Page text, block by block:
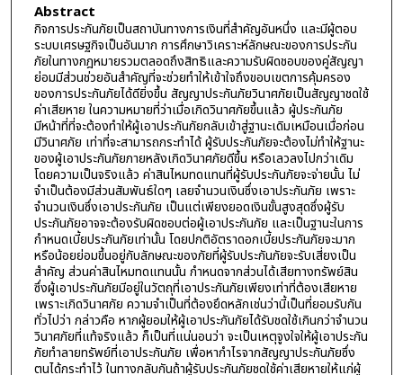
Abstract
กิจการประกันภัยเป็นสถาบันทางการเงินที่สำคัญอันหนึ่ง และมีผู้ตอบ
ระบบเศรษฐกิจเป็นอันมาก การศึกษาวิเคราะห์ลักษณะของการประกัน
ภัยในทางกฎหมายรวมตลอดถึงสิทธิและความรับผิดชอบของคู่สัญญา
ย่อมมีส่วนช่วยอันสำคัญที่จะช่วยทำให้เข้าใจถึงขอบเขตการคุ้มครอง
ของการประกันภัยได้ดียิ่งขึ้น สัญญาประกันภัยวินาศภัยเป็นสัญญาชดใช้
ค่าเสียหาย ในความหมายที่ว่าเมื่อเกิดวินาศภัยขึ้นแล้ว ผู้ประกันภัย
มีหน้าที่ที่จะต้องทำให้ผู้เอาประกันภัยกลับเข้าสู่ฐานะเดิมเหมือนเมื่อก่อน
มีวินาศภัย เท่าที่จะสามารถกระทำได้ ผู้รับประกันภัยจะต้องไม่ทำให้ฐานะ
ของผู้เอาประกันภัยภายหลังเกิดวินาศภัยดีขึ้น หรือเลวลงไปกว่าเดิม
โดยความเป็นจริงแล้ว ค่าสินไหมทดแทนที่ผู้รับประกันภัยจะจ่ายนั้น ไม่
จำเป็นต้องมีส่วนสัมพันธ์ใดๆ เลยจำนวนเงินซึ่งเอาประกันภัย เพราะ
จำนวนเงินซึ่งเอาประกันภัย เป็นแต่เพียงยอดเงินขั้นสูงสุดซึ่งผู้รับ
ประกันภัยอาจจะต้องรับผิดชอบต่อผู้เอาประกันภัย และเป็นฐานะในการ
กำหนดเบี้ยประกันภัยเท่านั้น โดยปกติอัตราดอกเบี้ยประกันภัยจะมาก
หรือน้อยย่อมขึ้นอยู่กับลักษณะของภัยที่ผู้รับประกันภัยจะรับเสี่ยงเป็น
สำคัญ ส่วนค่าสินไหมทดแทนนั้น กำหนดจากส่วนได้เสียทางทรัพย์สิน
ซึ่งผู้เอาประกันภัยมีอยู่ในวัตถุที่เอาประกันภัยเพียงเท่าที่ต้องเสียหาย
เพราะเกิดวินาศภัย ความจำเป็นที่ต้องยึดหลักเช่นว่านี้เป็นที่ยอมรับกัน
ทั่วไปว่า กล่าวคือ หากผู้ยอมให้ผู้เอาประกันภัยได้รับชดใช้เกินกว่าจำนวน
วินาศภัยที่แท้จริงแล้ว ก็เป็นที่แน่นอนว่า จะเป็นเหตุจูงใจให้ผู้เอาประกัน
ภัยทำลายทรัพย์ที่เอาประกันภัย เพื่อหากำไรจากสัญญาประกันภัยซึ่ง
ตนได้กระทำไว้ ในทางกลับกันถ้าผู้รับประกันภัยชดใช้ค่าเสียหายให้แก่ผู้